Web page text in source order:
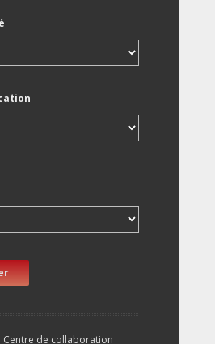
Centre de collaboration